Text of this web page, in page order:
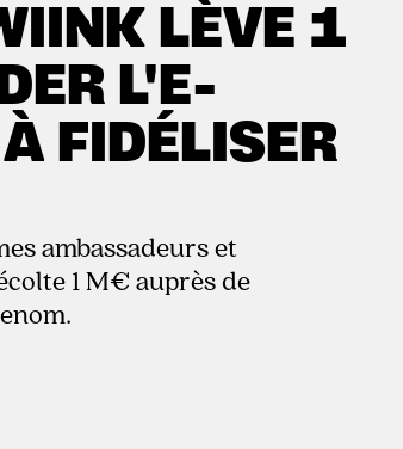
LÈVE 1
L'E-
FIDÉLISER
ambassadeurs et
1 M€ auprès de